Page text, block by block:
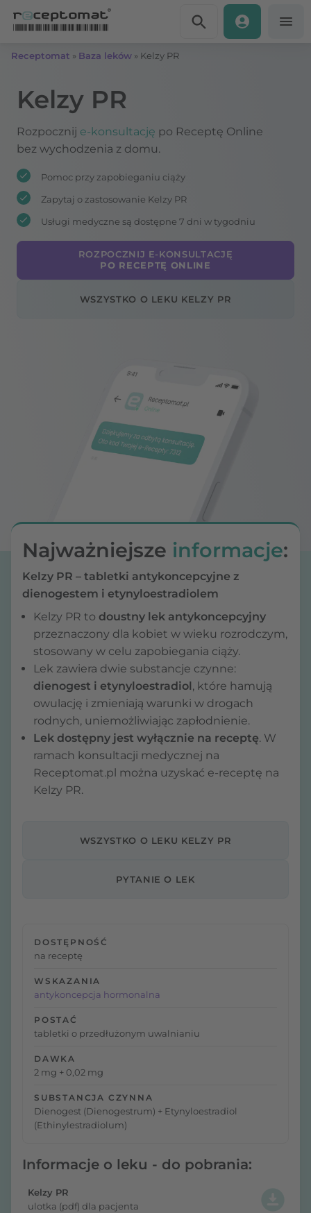
Receptomat » Baza leków » Kelzy PR
Kelzy PR
Rozpocznij e-konsultację po Receptę Online
bez wychodzenia z domu.
Pomoc przy zapobieganiu ciąży
Zapytaj o zastosowanie Kelzy PR
Usługi medyczne są dostępne 7 dni w tygodniu
ROZPOCZNIJ E-KONSULTACJĘ
PO RECEPTĘ ONLINE
WSZYSTKO O LEKU KELZY PR
Najważniejsze informacje:
Kelzy PR – tabletki antykoncepcyjne z
dienogestem i etynyloestradiolem
Kelzy PR to doustny lek antykoncepcyjny
przeznaczony dla kobiet w wieku rozrodczym,
stosowany w celu zapobiegania ciąży.
Lek zawiera dwie substancje czynne:
dienogest i etynyloestradiol , które hamują
owulację i zmieniają warunki w drogach
rodnych, uniemożliwiając zapłodnienie.
Lek dostępny jest wyłącznie na receptę. W
ramach konsultacji medycznej na
Receptomat.pl można uzyskać e-receptę na
Kelzy PR.
WSZYSTKO O LEKU KELZY PR
PYTANIE O LEK
DOSTĘPNOŚĆ
na receptę
WSKAZANIA
antykoncepcja hormonalna
POSTAĆ
tabletki o przedłużonym uwalnianiu
DAWKA
2 mg + 0,02 mg
SUBSTANCJA CZYNNA
Dienogest (Dienogestrum) + Etynyloestradiol
(Ethinylestradiolum)
Informacje o leku - do pobrania:
Kelzy PR
ulotka (pdf) dla pacjenta